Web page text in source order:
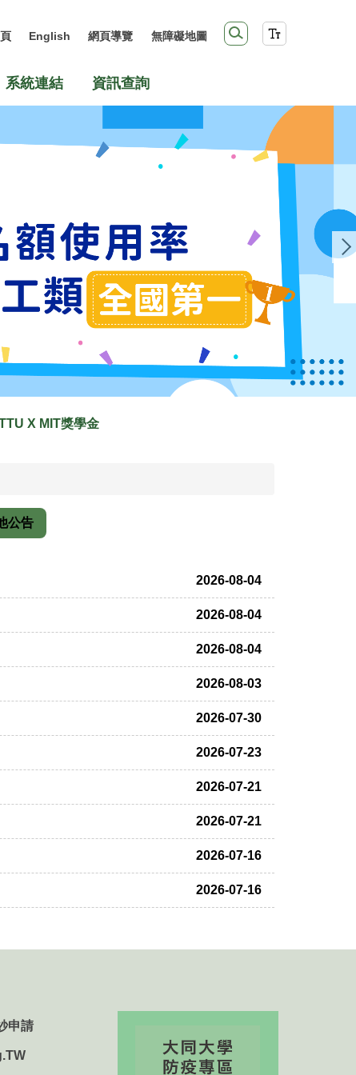
English 網頁導覽 無障礙地圖
系統連結 資訊查詢
X MIT獎學金
公告
2026-08-04
2026-08-04
2026-08-04
2026-08-03
2026-07-30
2026-07-23
2026-07-21
2026-07-21
2026-07-16
2026-07-16
申請